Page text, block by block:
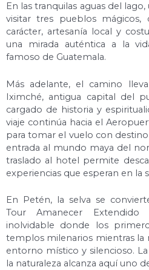
En las tranquilas aguas del
visitar tres pueblos
carácter, artesanía local y
una mirada auténtica a la
famoso de Guatemala.
Más adelante, el camino
Iximché, antigua capital del
cargado de historia y
viaje continúa hacia el
para tomar el vuelo con
entrada al mundo maya del
traslado al hotel permite
experiencias que esperan en la
En Petén, la selva se
Tour Amanecer
inolvidable donde los
templos milenarios mientras la
entorno místico y silencioso.
la naturaleza alcanza aquí uno